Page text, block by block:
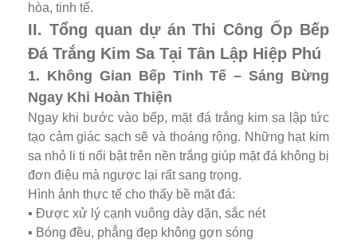
hòa, tinh tế.
II. Tổng quan dự án Thi Công Ốp Bếp
Đá Trắng Kim Sa Tại Tân Lập Hiệp Phú
1. Không Gian Bếp Tinh Tế – Sáng Bừng
Ngay Khi Hoàn Thiện
Ngay khi bước vào bếp, mặt đá trắng kim sa lập tức
tạo cảm giác sạch sẽ và thoáng rộng. Những hạt kim
sa nhỏ li ti nổi bật trên nền trắng giúp mặt đá không bị
đơn điệu mà ngược lại rất sang trọng.
Hình ảnh thực tế cho thấy bề mặt đá:
▪️ Được xử lý cạnh vuông dày dặn, sắc nét
▪️ Bóng đều, phẳng đẹp không gợn sóng